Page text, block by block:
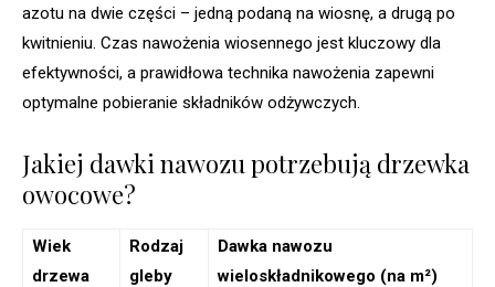
azotu na dwie części – jedną podaną na wiosnę, a drugą po
kwitnieniu. Czas nawożenia wiosennego jest kluczowy dla
efektywności, a prawidłowa technika nawożenia zapewni
optymalne pobieranie składników odżywczych.
Jakiej dawki nawozu potrzebują drzewka
owocowe?
Wiek
drzewa
Rodzaj
gleby
Dawka nawozu
wieloskładnikowego (na m²)